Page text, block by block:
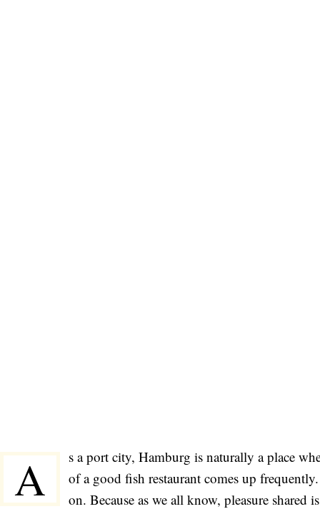
A
s a port city, Hamburg is naturally a place
of a good fish restaurant comes up
on. Because as we all know, pleasure